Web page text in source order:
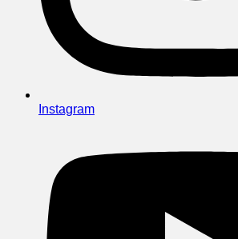
Instagram